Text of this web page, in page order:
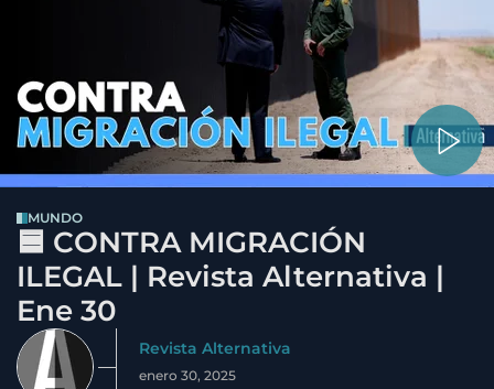
MUNDO
🟦 CONTRA MIGRACIÓN
ILEGAL | Revista Alternativa |
Ene 30
Revista Alternativa
enero 30, 2025